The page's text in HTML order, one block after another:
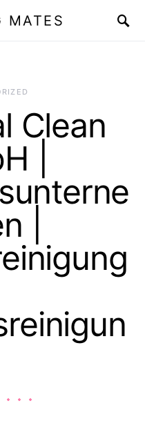
MATES
Clean
|
|